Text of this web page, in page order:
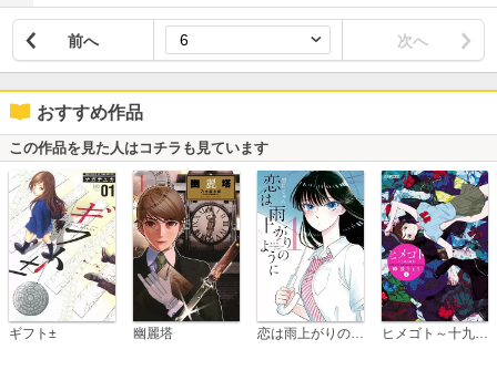
前へ 次へ
おすすめ作品
この作品を見た人はコチラも見ています
ギフト± 幽麗塔 ヒメゴト～十九歳の制服～